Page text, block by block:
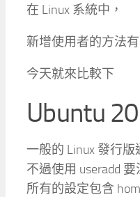
在 Linux 系統中，
新增使用者的方法有
今天就來比較下
Ubuntu
一般的 Linux 發行版
不過使用 useradd 要
所有的設定包含